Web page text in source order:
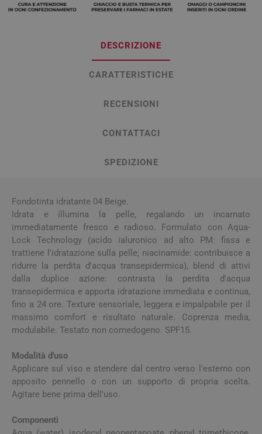
DESCRIZIONE
CARATTERISTICHE
RECENSIONI
CONTATTACI
SPEDIZIONE
Fondotinta idratante 04 Beige.
Idrata e illumina la pelle, regalando un incarnato
immediatamente fresco e radioso. Formulato con Aqua-
Lock Technology (acido ialuronico ad alto PM: fissa e
trattiene l'idratazione sulla pelle; niacinamide: contribuisce a
ridurre la perdita d'acqua transepidermica), blend di attivi
dalla duplice azione: contrasta la perdita d'acqua
transepidermica e apporta idratazione immediata e continua,
fino a 24 ore. Texture sensoriale, leggera e impalpabile per il
massimo comfort e risultato naturale. Coprenza media,
modulabile. Testato non comedogeno. SPF15.
Modalità d'uso
Applicare sul viso e stendere dal centro verso l'esterno con
apposito pennello o con un supporto di propria scelta.
Agitare bene prima dell'uso.
Componenti